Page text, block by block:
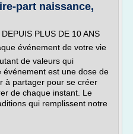
part naissance,
PLUS DE 10 ANS
événement de votre vie
de valeurs qui
est une dose de
à partager pour se créer
de chaque instant. Le
qui remplissent notre